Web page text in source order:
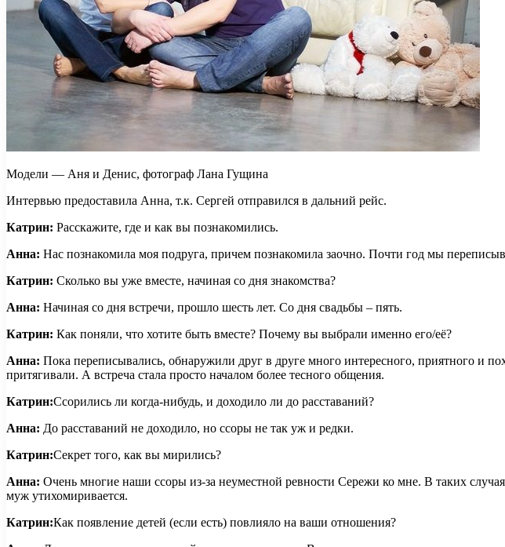
Модели — Аня и Денис, фотограф Лана Гущина
Интервью предоставила Анна, т.к. Сергей отправился в дальний рейс.
Катрин: Расскажите, где и как вы познакомились.
Анна: Нас познакомила моя подруга, причем познакомила заочно. Почти год мы
Катрин: Сколько вы уже вместе, начиная со дня знакомства?
Анна: Начиная со дня встречи, прошло шесть лет. Со дня свадьбы – пять.
Катрин: Как поняли, что хотите быть вместе? Почему вы выбрали именно его/её?
Анна: Пока переписывались, обнаружили друг в друге много интересного, приятного и
притягивали. А встреча стала просто началом более тесного общения.
Катрин:Ссорились ли когда-нибудь, и доходило ли до расставаний?
Анна: До расставаний не доходило, но ссоры не так уж и редки.
Катрин:Секрет того, как вы мирились?
Анна: Очень многие наши ссоры из-за неуместной ревности Сережи ко мне. В таких
муж утихомиривается.
Катрин:Как появление детей (если есть) повлияло на ваши отношения?